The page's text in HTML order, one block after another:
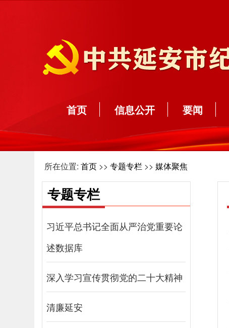
首页 信息公开 要闻
所在位置: 首页 >> 专题专栏 >> 媒体聚焦
专题专栏
习近平总书记全面从严治党重要论
述数据库
深入学习宣传贯彻党的二十大精神
清廉延安